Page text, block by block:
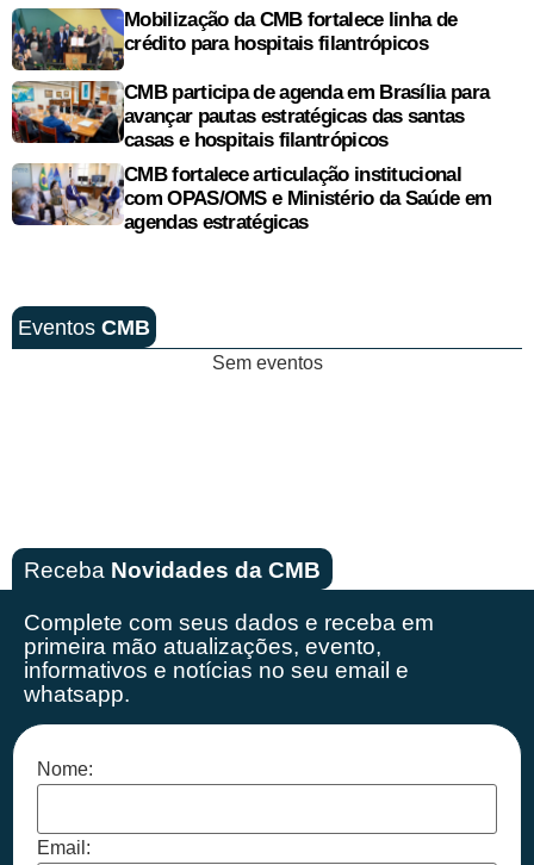
Mobilização da CMB fortalece linha de
crédito para hospitais filantrópicos
CMB participa de agenda em Brasília para
avançar pautas estratégicas das santas
casas e hospitais filantrópicos
CMB fortalece articulação institucional
com OPAS/OMS e Ministério da Saúde em
agendas estratégicas
Eventos CMB
Sem eventos
Receba Novidades da CMB
Complete com seus dados e receba em
primeira mão atualizações, evento,
informativos e notícias no seu email e
whatsapp.
Nome:
Email: